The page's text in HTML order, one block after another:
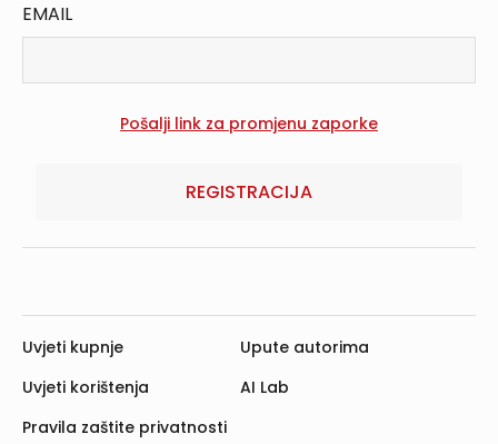
EMAIL
REGISTRACIJA
Uvjeti kupnje
Uvjeti korištenja
Pravila zaštite privatnosti
Upute autorima
AI Lab